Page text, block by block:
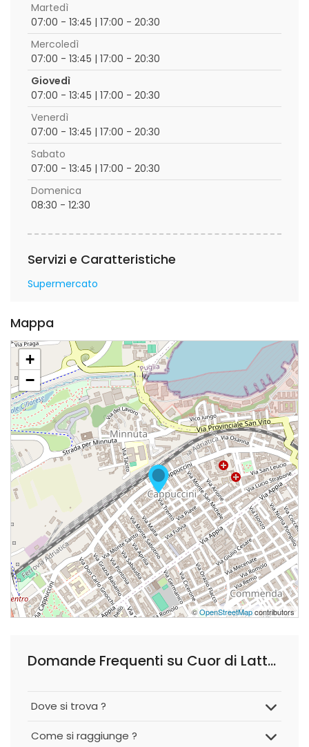
Martedì
07:00 - 13:45 | 17:00 - 20:30
Mercoledì
07:00 - 13:45 | 17:00 - 20:30
Giovedì
07:00 - 13:45 | 17:00 - 20:30
Venerdì
07:00 - 13:45 | 17:00 - 20:30
Sabato
07:00 - 13:45 | 17:00 - 20:30
Domenica
08:30 - 12:30
Servizi e Caratteristiche
Supermercato
Mappa
+
−
©OpenStreetMapcontributors
Domande Frequenti su Cuor di Latte - Brindisi
Dove si trova ?
Come si raggiunge ?